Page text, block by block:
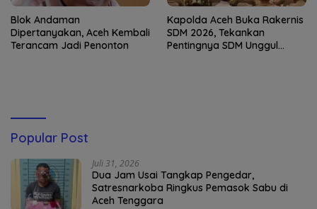
Blok Andaman
Dipertanyakan, Aceh Kembali
Terancam Jadi Penonton
Kapolda Aceh Buka Rakernis
SDM 2026, Tekankan
Pentingnya SDM Unggul
Popular Post
Juli 31, 2026
Dua Jam Usai Tangkap Pengedar,
Satresnarkoba Ringkus Pemasok Sabu di
Aceh Tenggara